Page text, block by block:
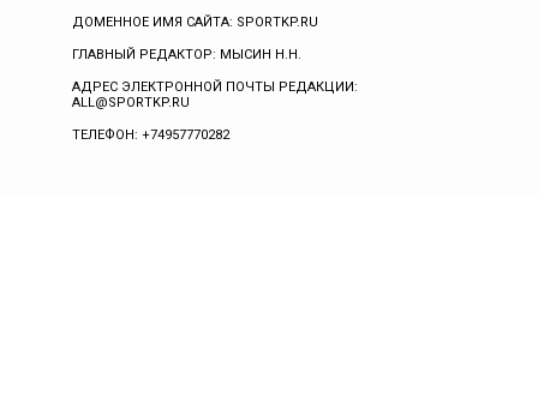
ДОМЕННОЕ ИМЯ САЙТА: SPORTKP.RU
ГЛАВНЫЙ РЕДАКТОР: МЫСИН Н.Н.
АДРЕС ЭЛЕКТРОННОЙ ПОЧТЫ РЕДАКЦИИ:
ALL@SPORTKP.RU
ТЕЛЕФОН: +74957770282